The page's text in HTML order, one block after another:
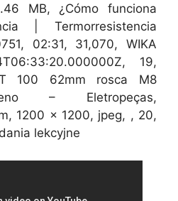
MB, ¿Cómo funciona
| Termorresistencia
02:31, 31,070, WIKA
19,
100 62mm rosca M8
– Eletropeças,
1200 x 1200, jpeg, , 20,
lekcyjne